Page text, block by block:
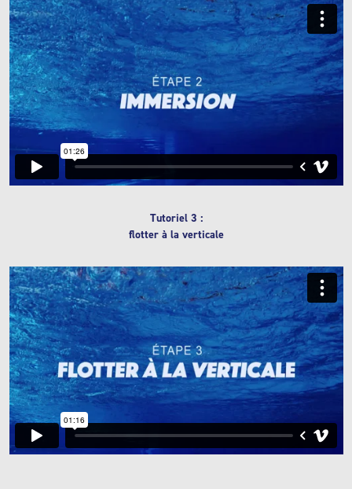
Tutoriel 3 :
flotter à la verticale